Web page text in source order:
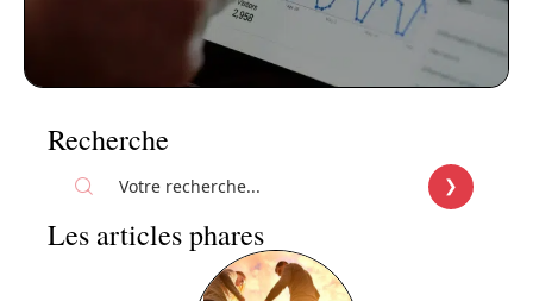
Recherche
Les articles phares